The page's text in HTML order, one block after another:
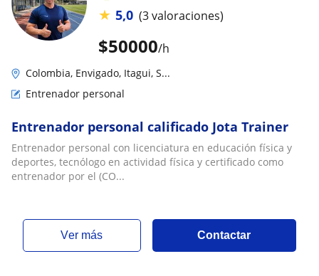
$50000/h
★ 5,0 (3 valoraciones)
Colombia, Envigado, Itagui, S...
Entrenador personal
Entrenador personal calificado Jota Trainer
Entrenador personal con licenciatura en educación física y
deportes, tecnólogo en actividad física y certificado como
entrenador por el (CO...
ver más Contactar